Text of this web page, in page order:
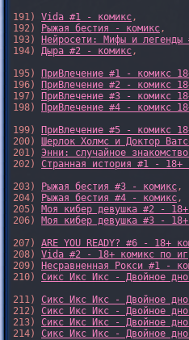
191) Vida #1 - комикс,
192)
Рыжая бестия - комикс,
193)
Нейросети: Мифы и
194) Дыра #2 - комикс,
195)
ПриВлечение #1 - комикс
196)
ПриВлечение #2 - комикс
197)
ПриВлечение #3 - комикс
198)
ПриВлечение #4 - комикс
199)
ПриВлечение #5 - комикс
200) Шерлок Холмс и Доктор
201) Энни: случайное
202) Странная история #1 - 18+
203)
Рыжая бестия #3 - комикс,
204)
Рыжая бестия #4 - комикс,
205) Моя кибер девушка #2 -
206) Моя кибер девушка #3 -
207) ARE YOU READY? #6 - 18+
208) Vida #2 - 18+ комикс по
209)
Несравненная Рокси #1 -
210) Сикс Икс Икс - Двойное
211) Сикс Икс Икс - Двойное
212) Сикс Икс Икс - Двойное
213) Сикс Икс Икс - Двойное
214) Сикс Икс Икс - Двойное